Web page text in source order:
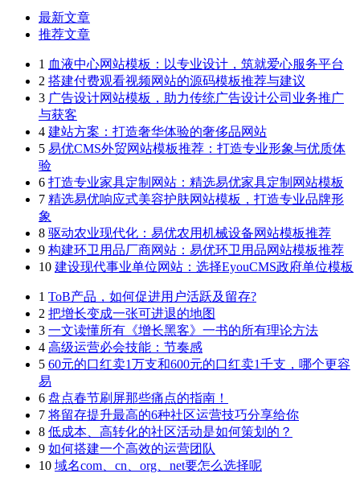
最新文章
推荐文章
1 血液中心网站模板：以专业设计，筑就爱心服务平台
2 搭建付费观看视频网站的源码模板推荐与建议
3 广告设计网站模板，助力传统广告设计公司业务推广
与获客
4 建站方案：打造奢华体验的奢侈品网站
5 易优CMS外贸网站模板推荐：打造专业形象与优质体
验
6 打造专业家具定制网站：精选易优家具定制网站模板
7 精选易优响应式美容护肤网站模板，打造专业品牌形
象
8 驱动农业现代化：易优农用机械设备网站模板推荐
9 构建环卫用品厂商网站：易优环卫用品网站模板推荐
10 建设现代事业单位网站：选择EyouCMS政府单位模板
1 ToB产品，如何促进用户活跃及留存?
2 把增长变成一张可进退的地图
3 一文读懂所有《增长黑客》一书的所有理论方法
4 高级运营必会技能：节奏感
5 60元的口红卖1万支和600元的口红卖1千支，哪个更容
易
6 盘点春节刷屏那些痛点的指南！
7 将留存提升最高的6种社区运营技巧分享给你
8 低成本、高转化的社区活动是如何策划的？
9 如何搭建一个高效的运营团队
10 域名com、cn、org、net要怎么选择呢